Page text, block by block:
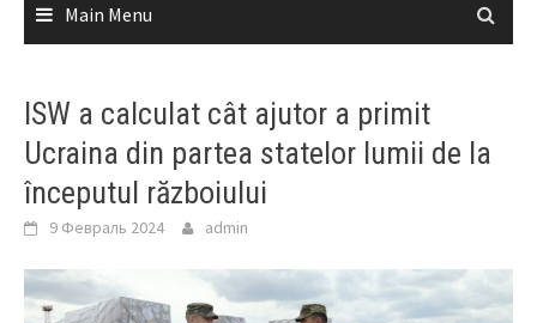
Main Menu
ISW a calculat cât ajutor a primit
Ucraina din partea statelor lumii de la
începutul războiului
9 Февраль 2024 admin